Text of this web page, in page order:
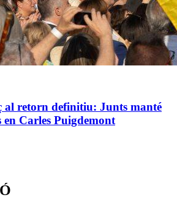
al retorn definitiu: Junts manté
en Carles Puigdemont